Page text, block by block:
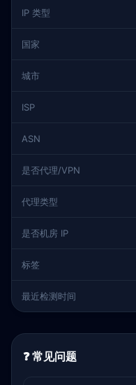
IP 类型
国家
城市
ISP
ASN
是否代理/VPN
代理类型
是否机房 IP
标签
最近检测时间
❓ 常见问题